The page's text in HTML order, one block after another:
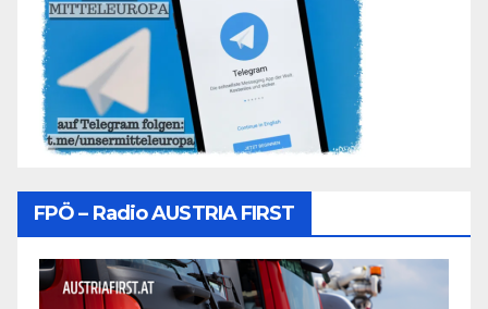
FPÖ – Radio AUSTRIA FIRST